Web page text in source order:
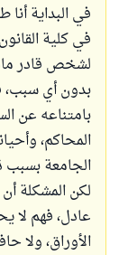
في البداية
في كلية
لشخص قادر
بدون أي سبب،
بامتناعه عن
المحاكم،
الجامعة بسبب
لكن المشكلة
عادل، فهم لا
الأوراق، ولا